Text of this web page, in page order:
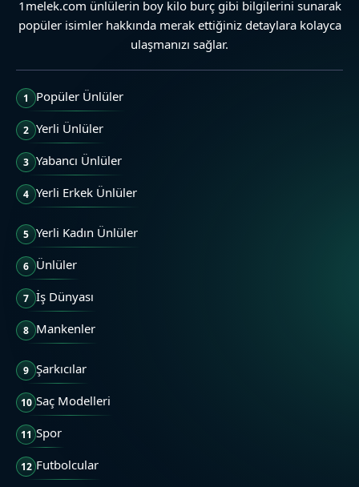
1melek.com ünlülerin boy kilo burç gibi bilgilerini sunarak
popüler isimler hakkında merak ettiğiniz detaylara kolayca
ulaşmanızı sağlar.
1 Popüler Ünlüler
2 Yerli Ünlüler
3 Yabancı Ünlüler
4 Yerli Erkek Ünlüler
5 Yerli Kadın Ünlüler
6 Ünlüler
7 İş Dünyası
8 Mankenler
9 Şarkıcılar
10 Saç Modelleri
11 Spor
12 Futbolcular